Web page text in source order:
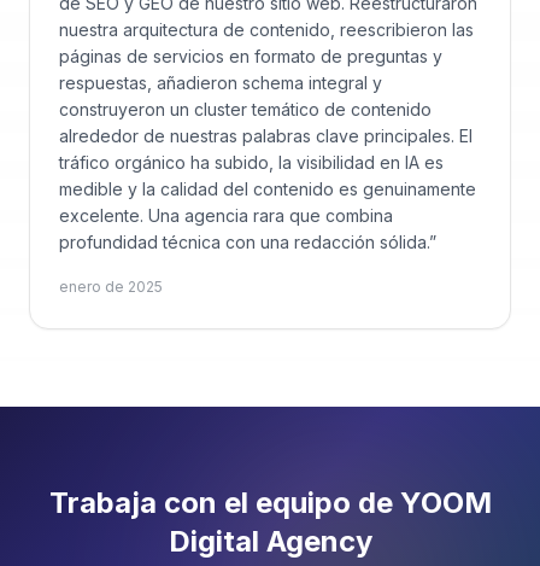
nuestra arquitectura de contenido, reescribieron las
páginas de servicios en formato de preguntas y
respuestas, añadieron schema integral y
construyeron un cluster temático de contenido
alrededor de nuestras palabras clave principales. El
tráfico orgánico ha subido, la visibilidad en IA es
medible y la calidad del contenido es genuinamente
excelente. Una agencia rara que combina
profundidad técnica con una redacción sólida.”
enero de 2025
Trabaja con el equipo de YOOM
Digital Agency